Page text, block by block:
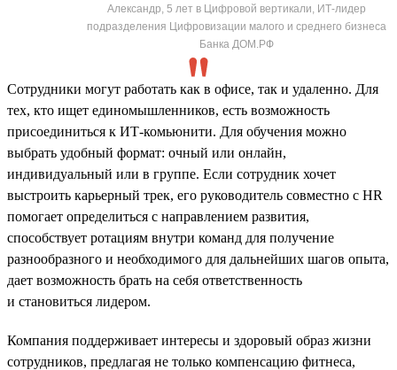
Александр, 5 лет в Цифровой вертикали, ИТ-лидер
подразделения Цифровизации малого и среднего бизнеса
Банка ДОМ.РФ
Сотрудники могут работать как в офисе, так и удаленно. Для
тех, кто ищет единомышленников, есть возможность
присоединиться к ИТ-комьюнити. Для обучения можно
выбрать удобный формат: очный или онлайн,
индивидуальный или в группе. Если сотрудник хочет
выстроить карьерный трек, его руководитель совместно с HR
помогает определиться с направлением развития,
способствует ротациям внутри команд для получение
разнообразного и необходимого для дальнейших шагов опыта,
дает возможность брать на себя ответственность
и становиться лидером.
Компания поддерживает интересы и здоровый образ жизни
сотрудников, предлагая не только компенсацию фитнеса,